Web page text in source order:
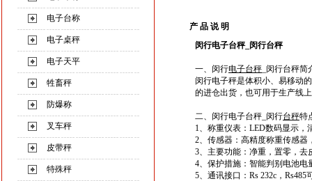
电子台称
电子桌秤
电子天平
牲畜秤
防爆称
叉车秤
皮带秤
特殊秤
产 品 说 明
闵行电子台秤_ 闵行台秤
一、闵行电子台秤 _闵行台秤简
闵行电子秤是体积小、易移动
的进仓出货，也可用于生产线
二、闵行电子台秤_闵行台秤
1、 称重仪表：LED数码显示，
2、 传感器：高精度称重传感器
3、 主要功能：净重，置零，去
4、 保护措施：智能判别电池电
5、 通讯接口：Rs 232c，